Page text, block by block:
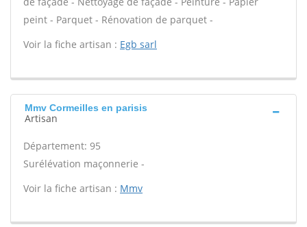
peint - Parquet - Rénovation de parquet -
Voir la fiche artisan : Egb sarl
Mmv Cormeilles en parisis
Artisan
Département: 95
Surélévation maçonnerie -
Voir la fiche artisan : Mmv